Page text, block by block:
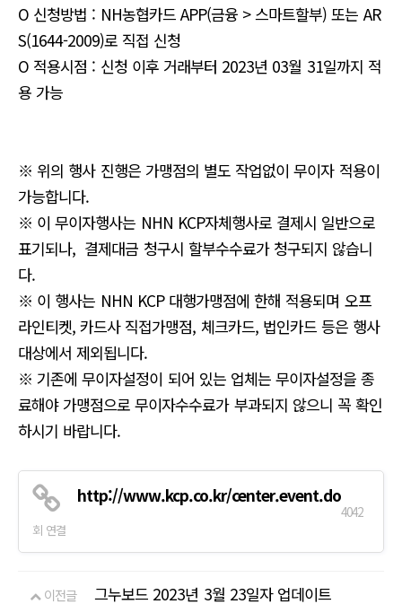
O 신청방법 : NH농협카드 APP(금융 > 스마트할부) 또는 AR
S(1644-2009)로 직접 신청
O 적용시점 : 신청 이후 거래부터 2023년 03월 31일까지 적
용 가능
※ 위의 행사 진행은 가맹점의 별도 작업없이 무이자 적용이
가능합니다.
※ 이 무이자행사는 NHN KCP자체행사로 결제시 일반으로
표기되나, 결제대금 청구시 할부수수료가 청구되지 않습니
다.
※ 이 행사는 NHN KCP 대행가맹점에 한해 적용되며 오프
라인티켓, 카드사 직접가맹점, 체크카드, 법인카드 등은 행사
대상에서 제외됩니다.
※ 기존에 무이자설정이 되어 있는 업체는 무이자설정을 종
료해야 가맹점으로 무이자수수료가 부과되지 않으니 꼭 확인
하시기 바랍니다.
http://www.kcp.co.kr/center.event.do
4042
회 연결
이전글 그누보드 2023년 3월 23일자 업데이트